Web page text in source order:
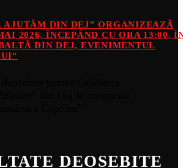
AJUTĂM DIN DEJ” ORGANIZEAZĂ
2026, ÎNCEPÂND CU ORA 13:00,
DIN DEJ, EVENIMENTUL
DEOSEBITE